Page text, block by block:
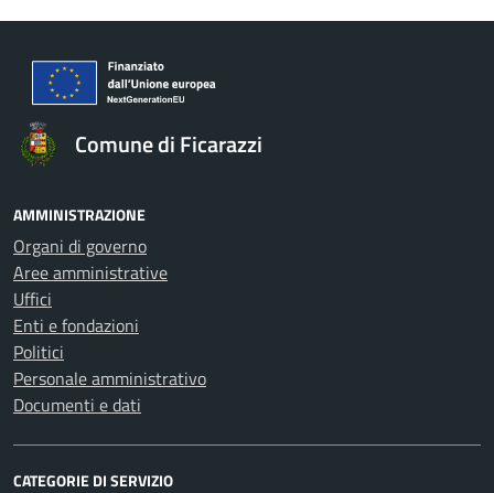
Comune di Ficarazzi
AMMINISTRAZIONE
Organi di governo
Aree amministrative
Uffici
Enti e fondazioni
Politici
Personale amministrativo
Documenti e dati
CATEGORIE DI SERVIZIO